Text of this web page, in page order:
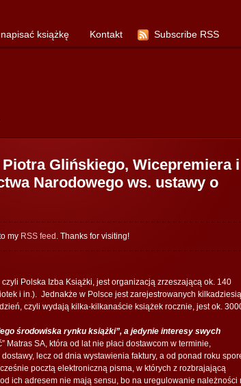
książkę Kontakt Subscribe RSS
Glińskiego, Wicepremiera i
Narodowego ws. ustawy o
my RSS feed . Thanks for visiting!
Polska Izba Książki, jest organizacją zrzeszającą ok. 140
i in.). Jednakże w Polsce jest zarejestrowanych
czyli wydają kilka-kilkanaście książek rocznie, jest ok.
środowiska rynku książki”, a jedynie interesy swych
Matras SA, która od lat nie płaci dostawcom w terminie,
lecz od dnia wystawienia faktury, a od ponad roku
pocztą elektroniczną pisma, w których z rozbrajającą
ich adresem nie mają sensu, bo na uregulowanie należności